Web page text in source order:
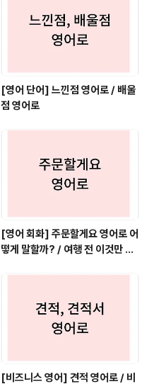
[영어 단어] 느낀점 영어로 / 배울
점 영어로
[영어 회화] 주문할게요 영어로 어
떻게 말할까? / 여행 전 이것만 보
[비즈니스 영어] 견적 영어로 / 비